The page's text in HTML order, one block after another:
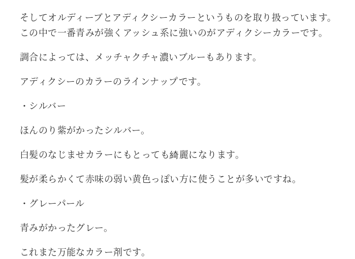
そしてオルディーブとアディクシーカラーというものを取り扱っています。
この中で一番青みが強くアッシュ系に強いのがアディクシーカラーです。
調合によっては、メッチャクチャ濃いブルーもあります。
アディクシーのカラーのラインナップです。
・シルバー
ほんのり紫がかったシルバー。
白髪のなじませカラーにもとっても綺麗になります。
髪が柔らかくて赤味の弱い黄色っぽい方に使うことが多いですね。
・グレーパール
青みがかったグレー。
これまた万能なカラー剤です。